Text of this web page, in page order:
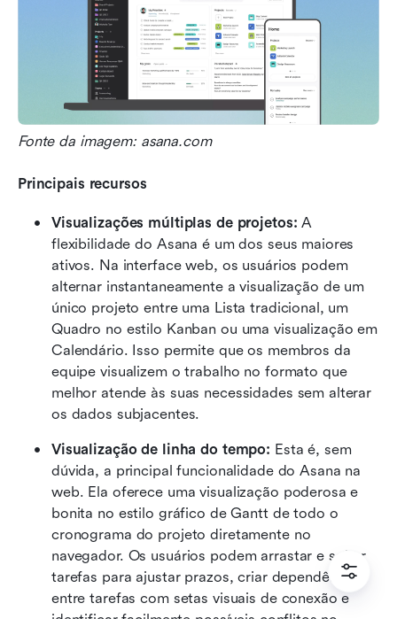
Fonte da imagem: asana.com
Principais recursos
Visualizações múltiplas de projetos: A
flexibilidade do Asana é um dos seus maiores
ativos. Na interface web, os usuários podem
alternar instantaneamente a visualização de um
único projeto entre uma Lista tradicional, um
Quadro no estilo Kanban ou uma visualização em
Calendário. Isso permite que os membros da
equipe visualizem o trabalho no formato que
melhor atende às suas necessidades sem alterar
os dados subjacentes.
Visualização de linha do tempo: Esta é, sem
dúvida, a principal funcionalidade do Asana na
web. Ela oferece uma visualização poderosa e
bonita no estilo gráfico de Gantt de todo o
cronograma do projeto diretamente no
navegador. Os usuários podem arrastar e soltar
tarefas para ajustar prazos, criar dependências
entre tarefas com setas visuais de conexão e